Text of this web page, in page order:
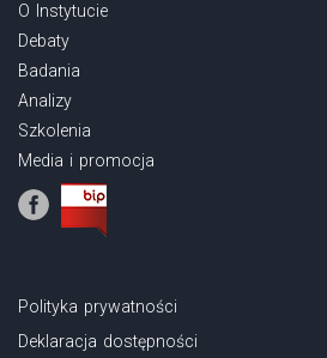
O Instytucie
Debaty
Badania
Analizy
Szkolenia
Media i promocja
Polityka prywatności
Deklaracja dostępności